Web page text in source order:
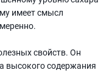
имеет смысл
свойств. Он
высокого содержания